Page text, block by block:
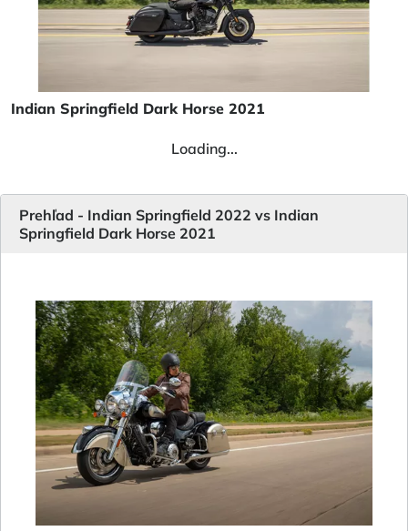
Indian Springfield Dark Horse 2021
Loading...
Prehľad - Indian Springfield 2022 vs Indian
Springfield Dark Horse 2021